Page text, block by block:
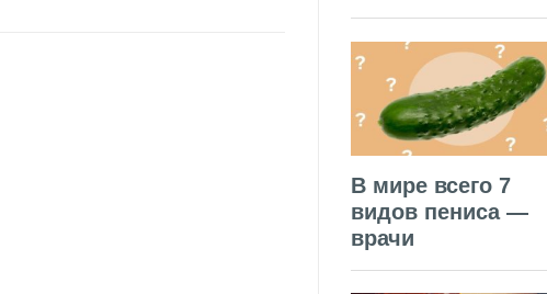
В мире всего 7
видов пениса —
врачи